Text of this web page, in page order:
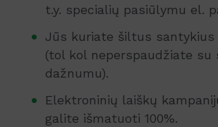
t.y. specialių pasiūlymu el.
Jūs kuriate šiltus
(tol kol neperspaudžiate su
dažnumu).
Elektroninių laiškų
galite išmatuoti 100%.